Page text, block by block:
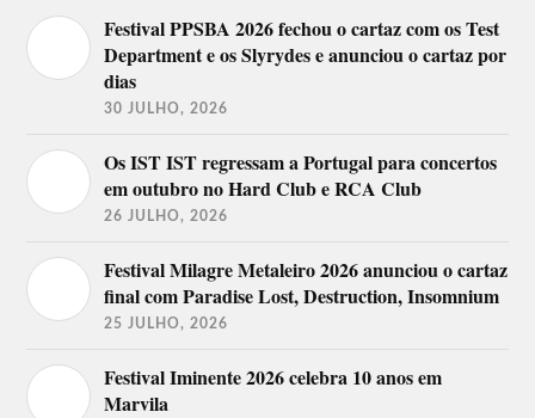
Festival PPSBA 2026 fechou o cartaz com os Test
Department e os Slyrydes e anunciou o cartaz por
dias
30 JULHO, 2026
Os IST IST regressam a Portugal para concertos
em outubro no Hard Club e RCA Club
26 JULHO, 2026
Festival Milagre Metaleiro 2026 anunciou o cartaz
final com Paradise Lost, Destruction, Insomnium
25 JULHO, 2026
Festival Iminente 2026 celebra 10 anos em
Marvila